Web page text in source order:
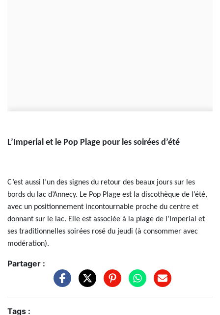
L’Imperial et le Pop Plage pour les soirées d’été
C’est aussi l’un des signes du retour des beaux jours sur les
bords du lac d’Annecy. Le Pop Plage est la discothèque de l’été,
avec un positionnement incontournable proche du centre et
donnant sur le lac. Elle est associée à la plage de l’Imperial et
ses traditionnelles soirées rosé du jeudi (à consommer avec
modération).
Partager :
Tags :